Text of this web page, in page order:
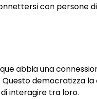
con persone
abbia una
democratizza la
interagire tra loro.